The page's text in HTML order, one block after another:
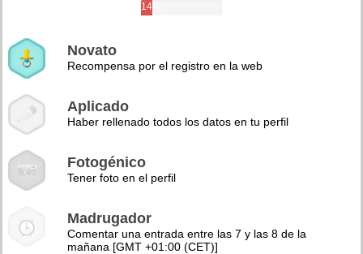
14%
Novato
Recompensa por el registro en la web
Aplicado
Haber rellenado todos los datos en tu perfil
Fotogénico
Tener foto en el perfil
Madrugador
Comentar una entrada entre las 7 y las 8 de la
mañana [GMT +01:00 (CET)]